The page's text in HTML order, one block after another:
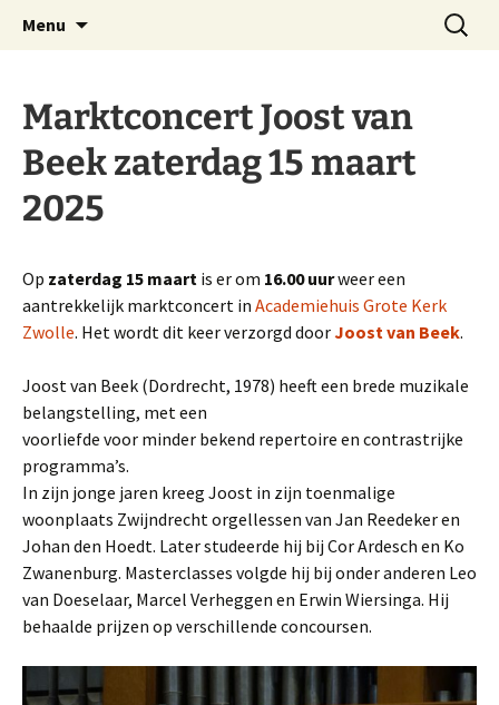
Stichting Schnitgerorgel
Zwolle
Website Schnitgerorgel Grote Kerk Zwolle
Menu
Zoeken
naar:
Marktconcert Joost van
Beek zaterdag 15 maart
2025
Op zaterdag 15 maart is er om 16.00 uurweer een
aantrekkelijk marktconcert in Academiehuis Grote Kerk
Zwolle. Het wordt dit keer verzorgd doorJoost van Beek.
Joost van Beek (Dordrecht, 1978) heeft een brede muzikale
belangstelling, met een
voorliefde voor minder bekend repertoire en contrastrijke
programma’s.
In zijn jonge jaren kreeg Joost in zijn toenmalige
woonplaats Zwijndrecht orgellessen van Jan Reedeker en
Johan den Hoedt. Later studeerde hij bij Cor Ardesch en Ko
Zwanenburg. Masterclasses volgde hij bij onder anderen Leo
van Doeselaar, Marcel Verheggen en Erwin Wiersinga. Hij
behaalde prijzen op verschillende concoursen.